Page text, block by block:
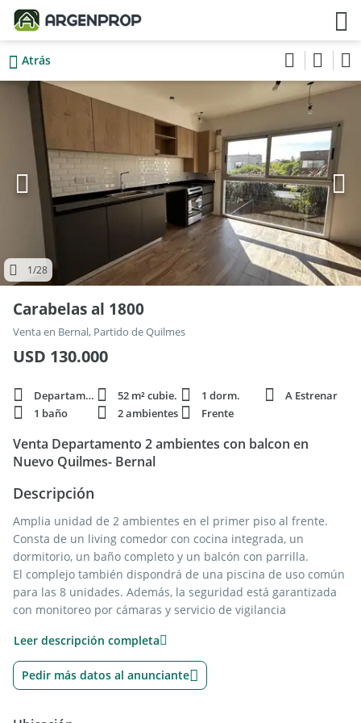
Atrás
1/28
Carabelas al 1800
Venta en Bernal, Partido de Quilmes
USD 130.000
Departamento 52 m² cubie. 1 dorm.
A Estrenar
1 baño
2 ambientes Frente
Venta Departamento 2 ambientes con balcon en
Nuevo Quilmes- Bernal
Descripción
Amplia unidad de 2 ambientes en el primer piso al frente.
Consta de un living comedor con cocina integrada, un
dormitorio, un baño completo y un balcón con parrilla.
El complejo también dispondrá de una piscina de uso común
para las 8 unidades. Además, la seguridad está garantizada
con monitoreo por cámaras y servicio de vigilancia
Aviso legal: Este emprendimiento no es desarrollado,
administrado, ni construido por la firma FERA ni por ninguno
de sus corredores inmobiliarios ni dependientes, por lo que
indirecta, por la construcción, desarrollo, finalización, etc. de
Leer descripción completa
Pedir más datos al anunciante